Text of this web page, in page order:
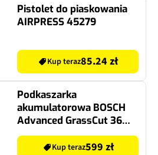
Pistolet do piaskowania
AIRPRESS 45279
Kup teraz85.24 zł
Podkaszarka
akumulatorowa BOSCH
Advanced GrassCut 36
(SOLO)
Kup teraz599 zł